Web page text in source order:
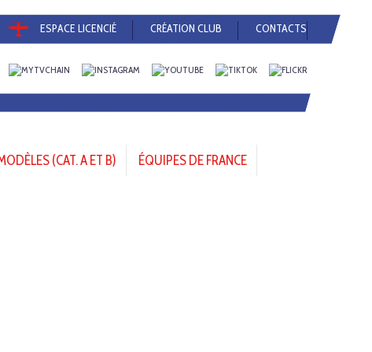
ESPACE LICENCIÉ CRÉATION CLUB CONTACTS
(CAT. A ET B)
ÉQUIPES DE FRANCE